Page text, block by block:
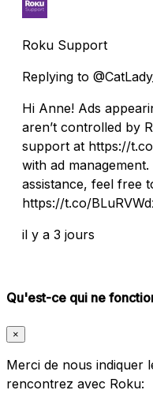
Roku Support
Replying to
Hi Anne! Ads
aren’t controlled by
support at https://
with ad
assistance, feel free
https://t.co/
il y a 3 jours
Qu'est-ce qui ne
×
Merci de nous indiquer
rencontrez avec Roku: